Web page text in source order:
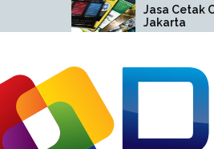
Jasa Cetak Online
Jakarta